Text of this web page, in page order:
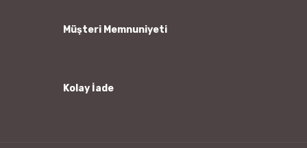
Müşteri Memnuniyeti
Kolay İade